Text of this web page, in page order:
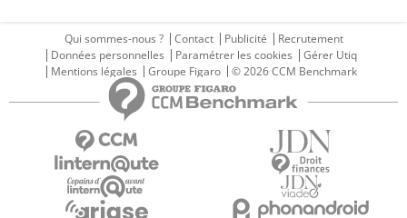
Qui sommes-nous ? Contact Publicité
Recrutement
Données personnelles
Paramétrer les cookies
Gérer Utiq
Mentions légales
Groupe Figaro © 2026 CCM Benchmark